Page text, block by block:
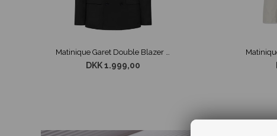
Matinique Garet Double Blazer Sort
DKK 1.999,00